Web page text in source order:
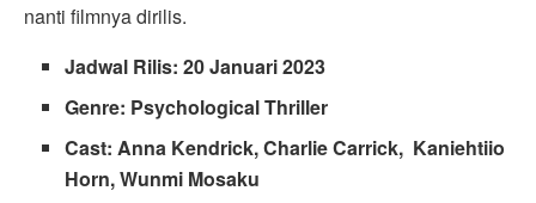
nanti filmnya dirilis.
Jadwal Rilis: 20 Januari 2023
Genre: Psychological Thriller
Cast: Anna Kendrick, Charlie Carrick, Kaniehtiio
Horn, Wunmi Mosaku